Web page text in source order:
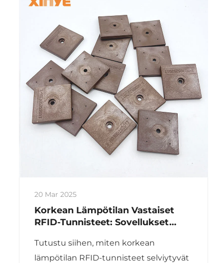
20 Mar 2025
Korkean Lämpötilan Vastaiset
RFID-Tunnisteet: Sovellukset
Tutustu siihen, miten korkean
lämpötilan RFID-tunnisteet selviytyvät